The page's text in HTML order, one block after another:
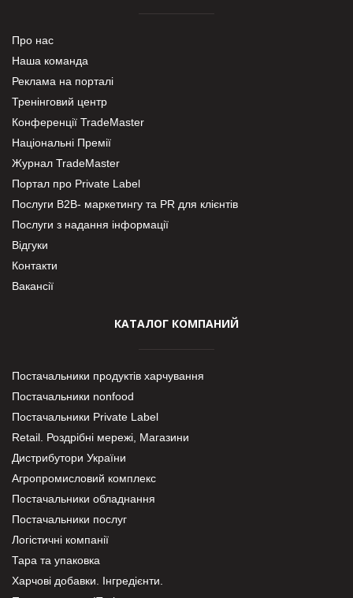
Про нас
Наша команда
Реклама на порталі
Тренінговий центр
Конференції TradeMaster
Національні Премії
Журнал TradeMaster
Портал про Private Label
Послуги В2В- маркетингу та PR для клієнтів
Послуги з надання інформації
Відгуки
Контакти
Вакансії
КАТАЛОГ КОМПАНИЙ
Постачальники продуктів харчування
Постачальники nonfood
Постачальники Private Label
Retail. Роздрібні мережі, Магазини
Дистрибутори України
Агропромисловий комплекс
Постачальники обладнання
Постачальники послуг
Логістичні компанії
Тара та упаковка
Харчові добавки. Інгредієнти.